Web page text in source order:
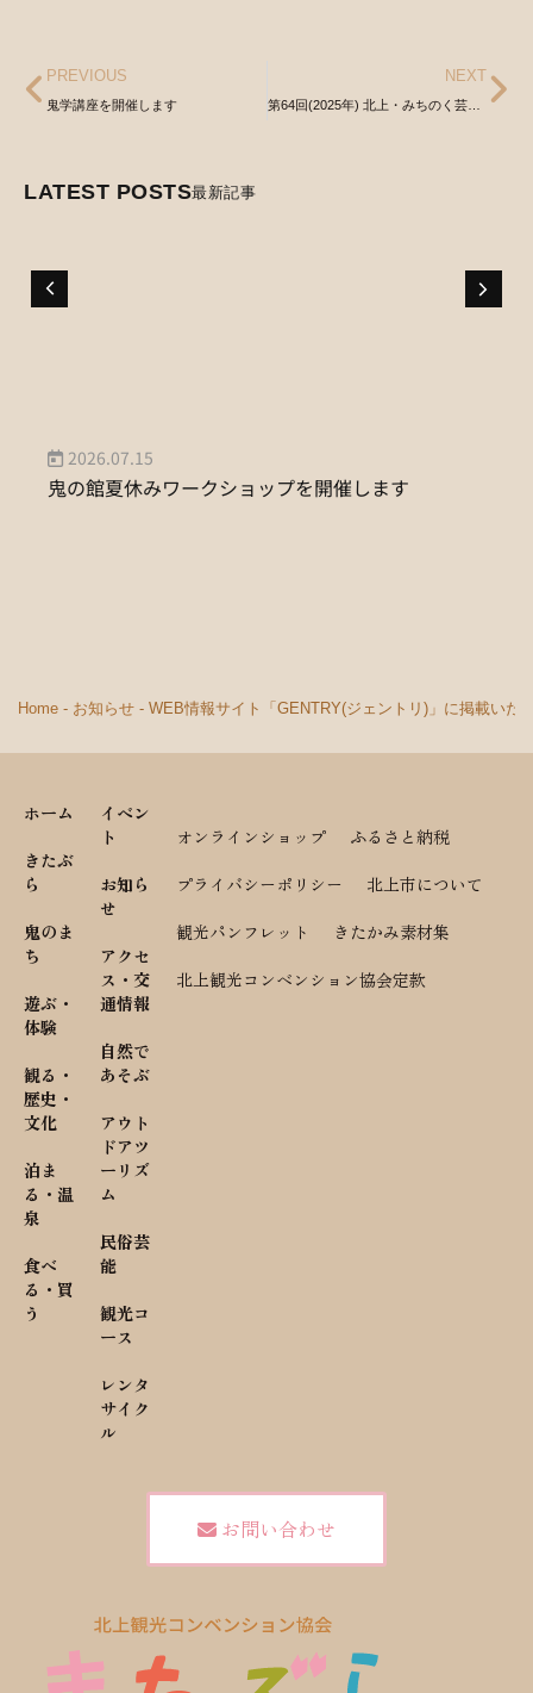
PREVIOUS
鬼学講座を開催します
NEXT
第64回(2025年) 北上・みちのく芸能まつりポスターデザインコンテスト作品大募集！
LATEST POSTS最新記事
2026.07.15
鬼の館夏休みワークショップを開催します
Home - お知らせ - WEB情報サイト「GENTRY(ジェントリ)」に掲載いた
ホーム
きたぶ
ら
鬼のま
ち
遊ぶ・
体験
観る・
歴史・
文化
泊ま
る・温
泉
食べ
る・買
う
イベン
ト
お知ら
せ
アクセ
ス・交
通情報
自然で
あそぶ
アウト
ドアツ
ーリズ
ム
民俗芸
能
観光コ
ース
レンタ
サイク
ル
オンラインショップ
ふるさと納税
プライバシーポリシー
北上市について
観光パンフレット
きたかみ素材集
北上観光コンベンション協会定款
お問い合わせ